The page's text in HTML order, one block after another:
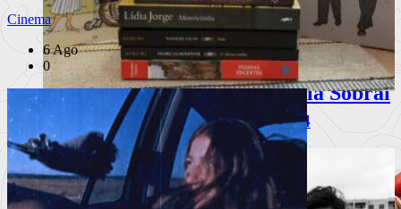
Livros | Sugestões para o Natal 2024
Comerás flores, de Lucía Solla Sobral
A mecânica da manipulação
Ler mais +
Cinema
6 Ago
0
INSTAGRAM